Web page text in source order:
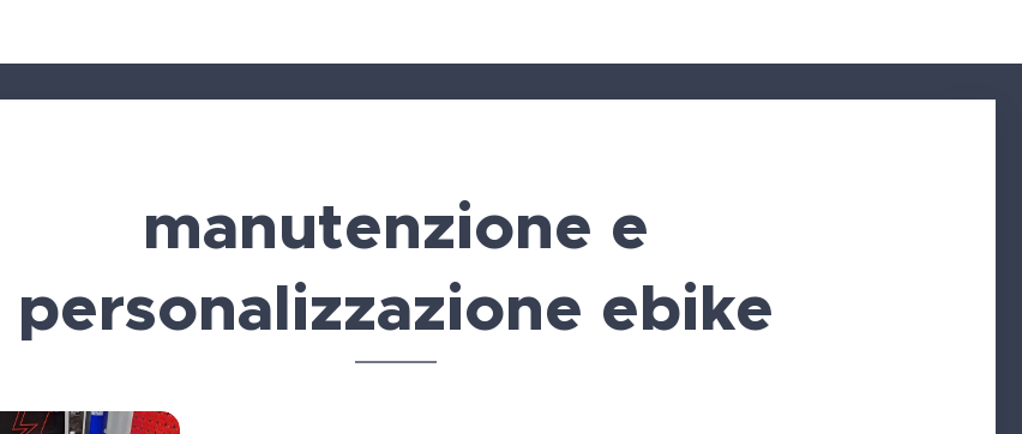
manutenzione e
personalizzazione ebike